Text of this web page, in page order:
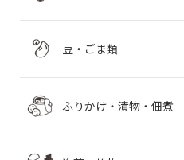
豆・ごま類
ふりかけ・漬物・佃煮